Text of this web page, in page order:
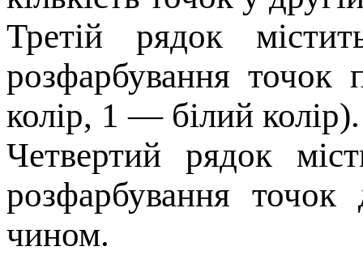
Третій рядок
розфарбування
колір, 1 — білий колір).
Четвертий рядок
розфарбування
чином.